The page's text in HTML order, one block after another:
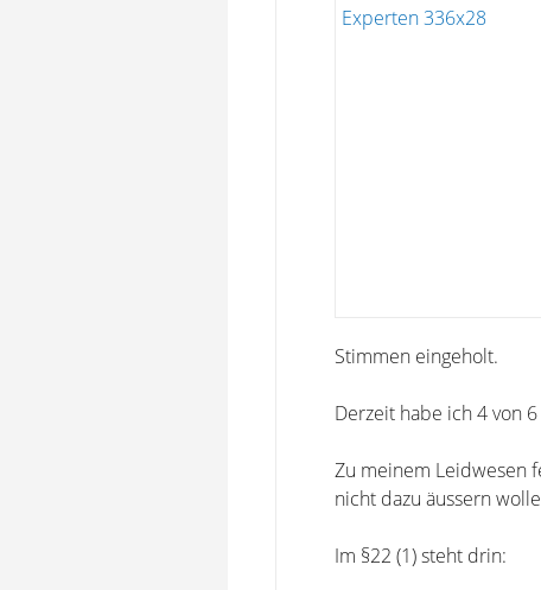
Stimmen eingeholt.
Derzeit habe ich 4 von
Zu meinem Leidwesen
nicht dazu äussern
Im §22 (1) steht drin: